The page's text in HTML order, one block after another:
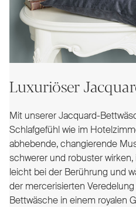
Luxuriöser
Mit unserer Jacquard-
Schlafgefühl wie im
abhebende, changierende
schwerer und robuster
leicht bei der Berührung und
der mercerisierten
Bettwäsche in einem royalen